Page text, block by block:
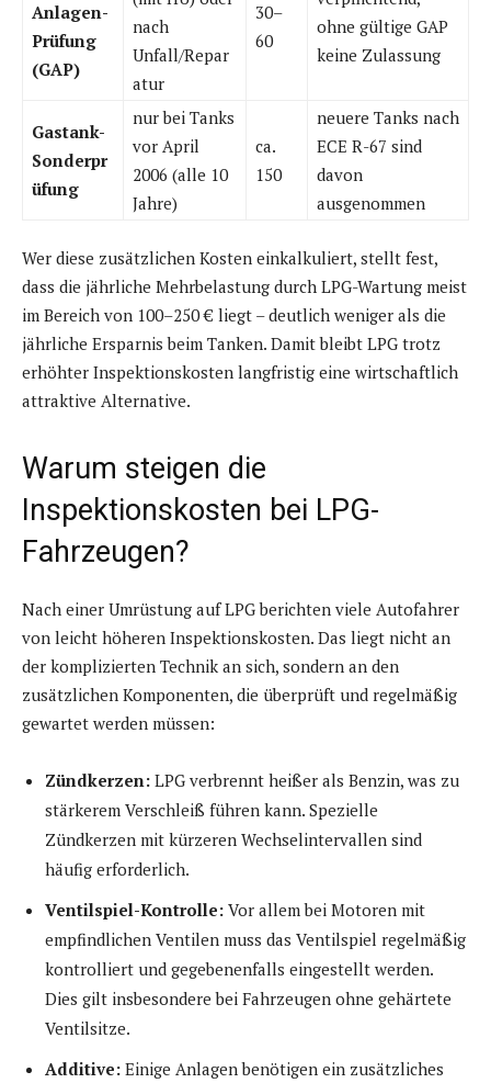
Anlagen-
Prüfung
(GAP)
nach
Unfall/Repar
atur
30–
60
ohne gültige GAP
keine Zulassung
Gastank-
Sonderpr
üfung
nur bei Tanks
vor April
2006 (alle 10
Jahre)
ca.
150
neuere Tanks nach
ECE R-67 sind
davon
ausgenommen
Wer diese zusätzlichen Kosten einkalkuliert, stellt fest,
dass die jährliche Mehrbelastung durch LPG-Wartung meist
im Bereich von 100–250 € liegt – deutlich weniger als die
jährliche Ersparnis beim Tanken. Damit bleibt LPG trotz
erhöhter Inspektionskosten langfristig eine wirtschaftlich
attraktive Alternative.
Warum steigen die
Inspektionskosten bei LPG-
Fahrzeugen?
Nach einer Umrüstung auf LPG berichten viele Autofahrer
von leicht höheren Inspektionskosten. Das liegt nicht an
der komplizierten Technik an sich, sondern an den
zusätzlichen Komponenten, die überprüft und regelmäßig
gewartet werden müssen:
Zündkerzen: LPG verbrennt heißer als Benzin, was zu
stärkerem Verschleiß führen kann. Spezielle
Zündkerzen mit kürzeren Wechselintervallen sind
häufig erforderlich.
Ventilspiel-Kontrolle: Vor allem bei Motoren mit
empfindlichen Ventilen muss das Ventilspiel regelmäßig
kontrolliert und gegebenenfalls eingestellt werden.
Dies gilt insbesondere bei Fahrzeugen ohne gehärtete
Ventilsitze.
Additive: Einige Anlagen benötigen ein zusätzliches